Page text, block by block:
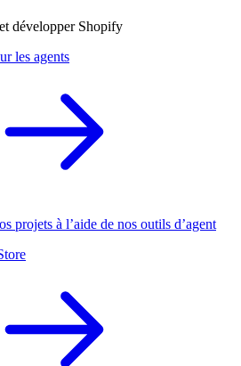
développer Shopify
les agents
projets à l’aide de nos outils d’agent